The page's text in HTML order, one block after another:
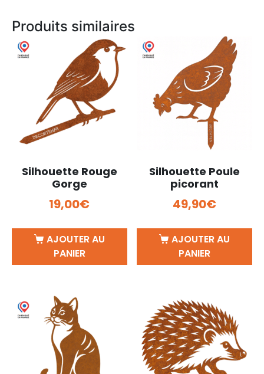
Produits similaires
Silhouette Rouge
Gorge
19,00€
AJOUTER AU
PANIER
Silhouette Poule
picorant
49,90€
AJOUTER AU
PANIER